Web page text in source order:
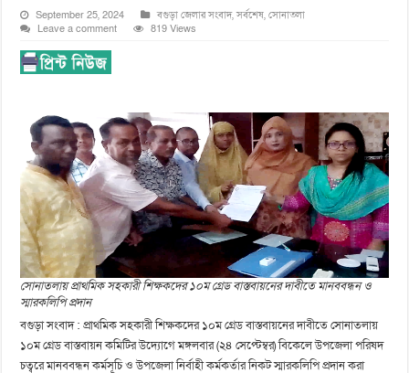
September 25, 2024 বগুড়া জেলার সংবাদ,সর্বশেষ,সোনাতলা
Leave a comment
819 Views
সোনাতলায় প্রাথমিক সহকারী শিক্ষকদের ১০ম গ্রেড বাস্তবায়নের দাবীতে মানববন্ধন ও
স্মারকলিপি প্রদান
বগুড়া সংবাদ : প্রাথমিক সহকারী শিক্ষকদের ১০ম গ্রেড বাস্তবায়নের দাবীতে সোনাতলায়
১০ম গ্রেড বাস্তবায়ন কমিটির উদ্যোগে মঙ্গলবার (২৪ সেপ্টেম্বর) বিকেলে উপজেলা পরিষদ
চত্বরে মানববন্ধন কর্মসূচি ও উপজেলা নির্বাহী কর্মকর্তার নিকট স্মারকলিপি প্রদান করা